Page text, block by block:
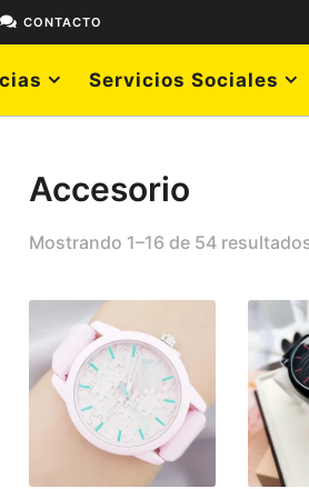
CONTACTO
Servicios Sociales
Accesorio
Mostrando 1–16 de 54